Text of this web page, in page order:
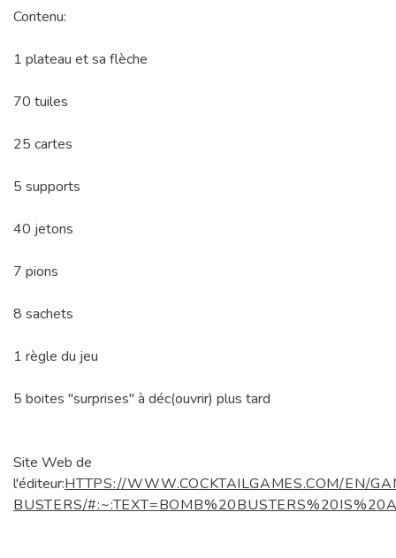
Contenu:
1 plateau et sa flèche
70 tuiles
25 cartes
5 supports
40 jetons
7 pions
8 sachets
1 règle du jeu
5 boites "surprises" à déc(ouvrir) plus tard
Site Web de
l'éditeur:HTTPS://WWW.COCKTAILGAMES.COM/EN/
BUSTERS/